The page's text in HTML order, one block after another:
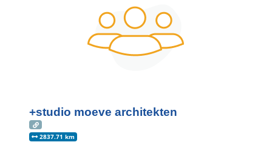
+studio moeve architekten
2837.71 km